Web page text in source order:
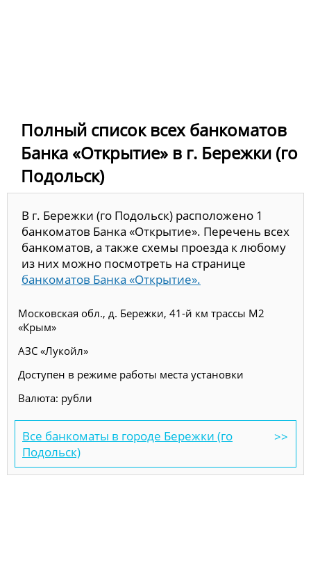
Полный список всех банкоматов
Банка «Открытие» в г. Бережки (го
Подольск)
В г. Бережки (го Подольск) расположено 1
банкоматов Банка «Открытие». Перечень всех
банкоматов, а также схемы проезда к любому
из них можно посмотреть на странице
банкоматов Банка «Открытие».
Московская обл., д. Бережки, 41-й км трассы М2
«Крым»
АЗС «Лукойл»
Доступен в режиме работы места установки
Валюта: рубли
Все банкоматы в городе Бережки (го
Подольск)